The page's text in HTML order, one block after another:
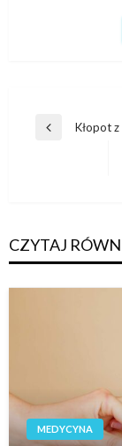
Nawigacja
Poprzedni
Kłopot
CZYTAJ
MEDYCYNA